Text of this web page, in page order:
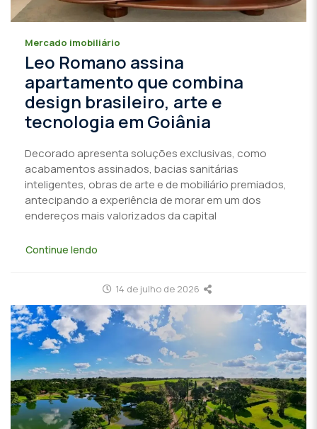
Mercado imobiliário
Leo Romano assina
apartamento que combina
design brasileiro, arte e
tecnologia em Goiânia
Decorado apresenta soluções exclusivas, como
acabamentos assinados, bacias sanitárias
inteligentes, obras de arte e de mobiliário premiados,
antecipando a experiência de morar em um dos
endereços mais valorizados da capital
Continue lendo
14 de julho de 2026